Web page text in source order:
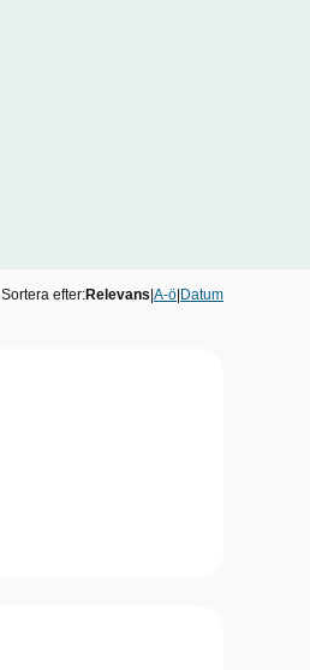
Sortera efter:Relevans A-ö Datum